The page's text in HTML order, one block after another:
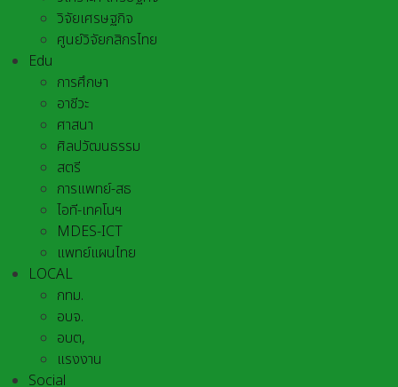
วิจัยเศรษฐกิจ
ศูนย์วิจัยกสิกรไทย
Edu
การศึกษา
อาชีวะ
ศาสนา
ศิลปวัฒนธรรม
สตรี
การแพทย์-สธ
ไอที-เทคโนฯ
MDES-ICT
แพทย์แผนไทย
LOCAL
กทม.
อบจ.
อบต,
แรงงาน
Social